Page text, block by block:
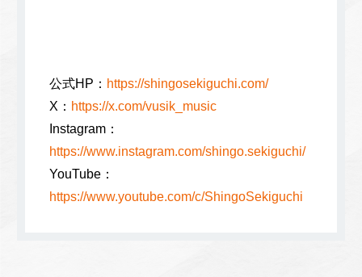
公式HP： https://shingosekiguchi.com/
X： https://x.com/vusik_music
Instagram：
https://www.instagram.com/shingo.sekiguchi/
YouTube：
https://www.youtube.com/c/ShingoSekiguchi